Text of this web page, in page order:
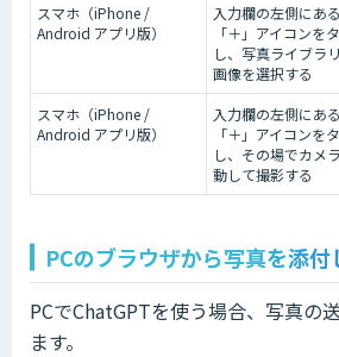
スマホ（iPhone /
Android アプリ版）
入力欄の左側にある
「＋」アイコンを
し、写真ライブラ
画像を選択する
スマホ（iPhone /
Android アプリ版）
入力欄の左側にある
「＋」アイコンを
し、その場でカメ
動して撮影する
PCのブラウザから写真を添
PCでChatGPTを使う場合、写真の
ます。